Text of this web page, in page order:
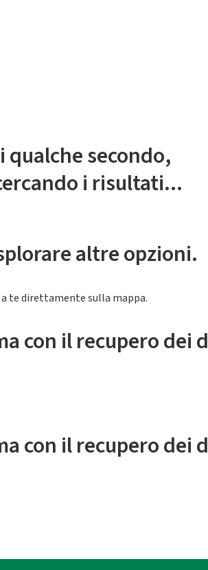
qualche secondo,
i risultati...
altre opzioni.
te direttamente sulla mappa.
con il recupero dei
con il recupero dei